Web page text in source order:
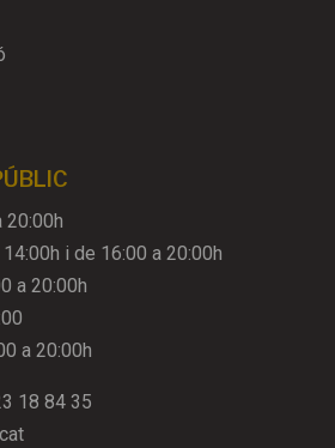
20:00h
i de 16:00 a 20:00h
a 20:00h
a 20:00h
18 84 35